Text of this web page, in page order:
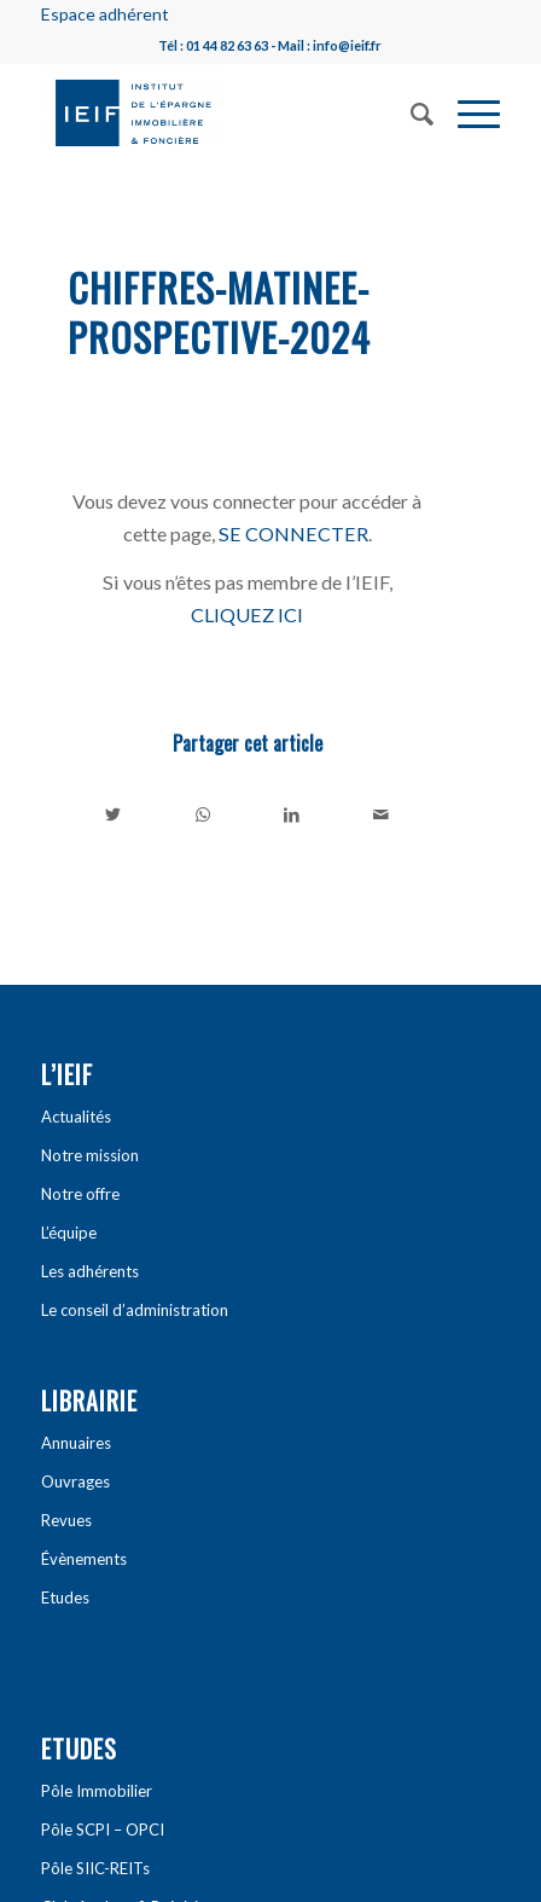
Espace adhérent
Tél : 01 44 82 63 63 - Mail : info@ieif.fr
CHIFFRES-MATINEE-
PROSPECTIVE-2024
Vous devez vous connecter pour accéder à
cette page, SE CONNECTER
Si vous n’êtes pas membre de l’IEIF,
CLIQUEZ ICI
Partager cet article
L’IEIF
Actualités
Notre mission
Notre offre
L’équipe
Les adhérents
Le conseil d’administration
LIBRAIRIE
Annuaires
Ouvrages
Revues
Évènements
Etudes
ETUDES
Pôle Immobilier
Pôle SCPI – OPCI
Pôle SIIC-REITs